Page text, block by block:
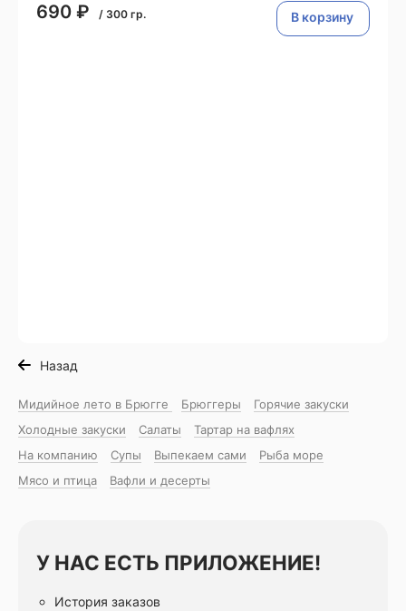
690 ₽ / 300 гр. В корзину
Назад
Мидийное лето в Брюгге Брюггеры
Горячие закуски
Холодные закуски
Салаты
Тартар на вафлях
На компанию
Супы Выпекаем сами
Рыба море
Мясо и птица
Вафли и десерты
У НАС ЕСТЬ ПРИЛОЖЕНИЕ!
История заказов